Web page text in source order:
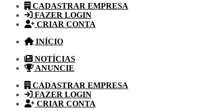
CADASTRAR EMPRESA
FAZER LOGIN
CRIAR CONTA
INÍCIO
NOTÍCIAS
ANUNCIE
CADASTRAR EMPRESA
FAZER LOGIN
CRIAR CONTA